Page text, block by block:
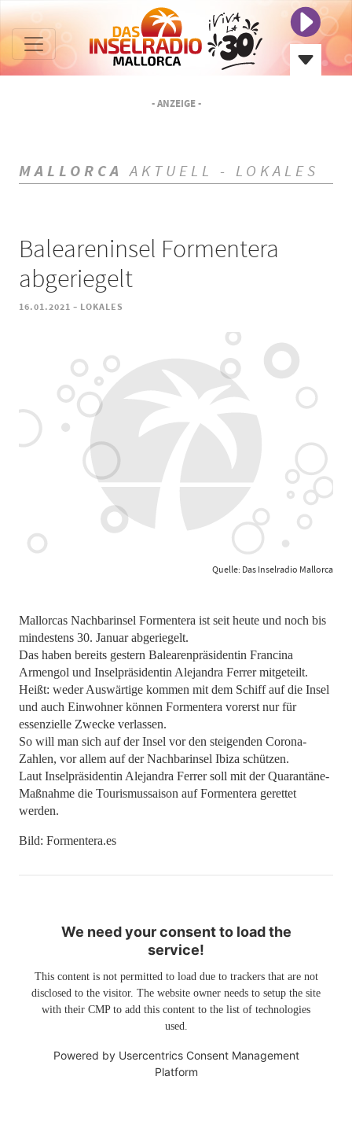
- ANZEIGE -
MALLORCA AKTUELL - LOKALES
Baleareninsel Formentera
abgeriegelt
16.01.2021 - LOKALES
Quelle: Das Inselradio Mallorca
Mallorcas Nachbarinsel Formentera ist seit heute und noch bis
mindestens 30. Januar abgeriegelt.
Das haben bereits gestern Balearenpräsidentin Francina
Armengol und Inselpräsidentin Alejandra Ferrer mitgeteilt.
Heißt: weder Auswärtige kommen mit dem Schiff auf die Insel
und auch Einwohner können Formentera vorerst nur für
essenzielle Zwecke verlassen.
So will man sich auf der Insel vor den steigenden Corona-
Zahlen, vor allem auf der Nachbarinsel Ibiza schützen.
Laut Inselpräsidentin Alejandra Ferrer soll mit der Quarantäne-
Maßnahme die Tourismussaison auf Formentera gerettet
werden.
Bild: Formentera.es
We need your consent to load the
service!
This content is not permitted to load due to trackers that are not
disclosed to the visitor. The website owner needs to setup the site
with their CMP to add this content to the list of technologies
used.
Powered by Usercentrics Consent Management
Platform